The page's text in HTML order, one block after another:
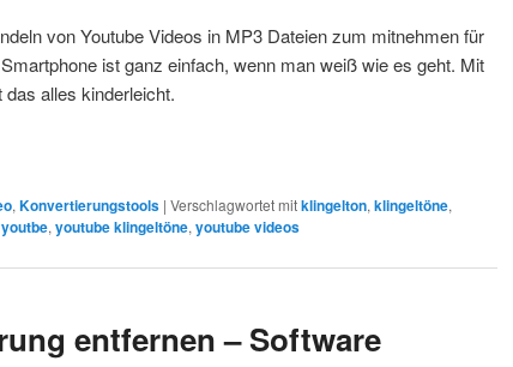
von Youtube Videos in MP3 Dateien zum mitnehmen für
ist ganz einfach, wenn man weiß wie es geht. Mit
alles kinderleicht.
, Konvertierungstools | Verschlagwortet mitklingelton, klingeltöne,
youtbe, youtube klingeltöne, youtube videos
entfernen – Software